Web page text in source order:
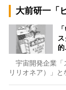
大前研一「
宇宙開発企業「
リリオネア）」